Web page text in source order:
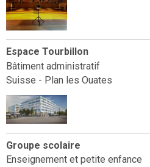
Espace Tourbillon
Bâtiment administratif
Suisse - Plan les Ouates
Groupe scolaire
Enseignement et petite enfance